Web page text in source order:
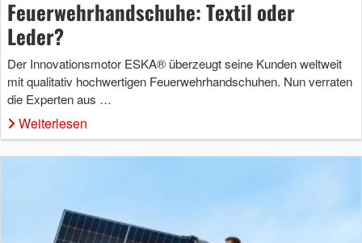
Feuerwehrhandschuhe: Textil oder
Leder?
Der Innovationsmotor ESKA® überzeugt seine Kunden weltweit
mit qualitativ hochwertigen Feuerwehrhandschuhen. Nun verraten
die Experten aus …
Weiterlesen